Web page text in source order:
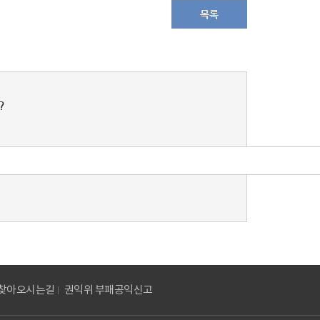
목록
아오시는길 권익위 부패공익신고